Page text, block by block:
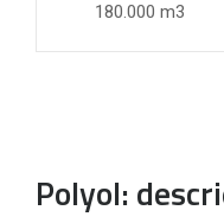
180.000 m3
Polyol: